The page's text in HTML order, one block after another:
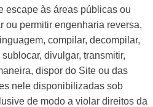
escape às áreas públicas ou
ou permitir engenharia reversa,
compilar, decompilar,
divulgar, transmitir,
dispor do Site ou das
nele disponibilizadas sob
de modo a violar direitos da